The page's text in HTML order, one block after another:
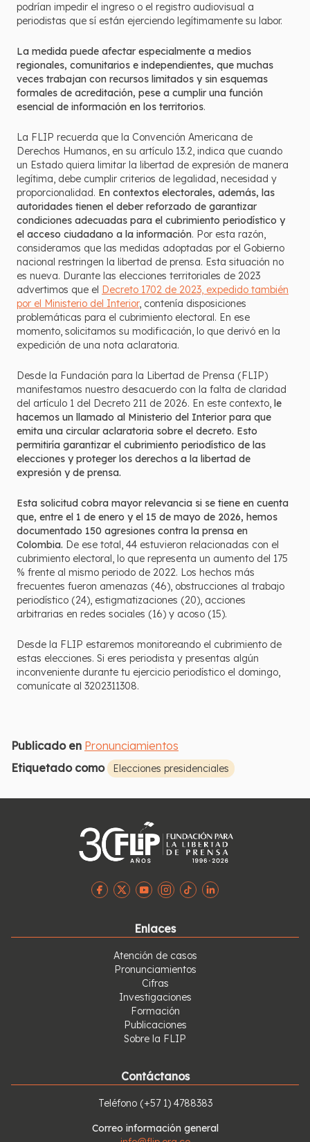
podrían impedir el ingreso o el registro audiovisual a
periodistas que sí están ejerciendo legítimamente su labor.
La medida puede afectar especialmente a medios
regionales, comunitarios e independientes, que muchas
veces trabajan con recursos limitados y sin esquemas
formales de acreditación, pese a cumplir una función
esencial de información en los territorios.
La FLIP recuerda que la Convención Americana de
Derechos Humanos, en su artículo 13.2, indica que cuando
un Estado quiera limitar la libertad de expresión de manera
legítima, debe cumplir criterios de legalidad, necesidad y
proporcionalidad. En contextos electorales, además, las
autoridades tienen el deber reforzado de garantizar
condiciones adecuadas para el cubrimiento periodístico y
el acceso ciudadano a la información. Por esta razón,
consideramos que las medidas adoptadas por el Gobierno
nacional restringen la libertad de prensa. Esta situación no
es nueva. Durante las elecciones territoriales de 2023
advertimos que el Decreto 1702 de 2023, expedido también
por el Ministerio del Interior, contenía disposiciones
problemáticas para el cubrimiento electoral. En ese
momento, solicitamos su modificación, lo que derivó en la
expedición de una nota aclaratoria.
Desde la Fundación para la Libertad de Prensa (FLIP)
manifestamos nuestro desacuerdo con la falta de claridad
del artículo 1 del Decreto 211 de 2026. En este contexto, le
hacemos un llamado al Ministerio del Interior para que
emita una circular aclaratoria sobre el decreto. Esto
permitiría garantizar el cubrimiento periodístico de las
elecciones y proteger los derechos a la libertad de
expresión y de prensa.
Esta solicitud cobra mayor relevancia si se tiene en cuenta
que, entre el 1 de enero y el 15 de mayo de 2026, hemos
documentado 150 agresiones contra la prensa en
Colombia. De ese total, 44 estuvieron relacionadas con el
cubrimiento electoral, lo que representa un aumento del 175
% frente al mismo periodo de 2022. Los hechos más
frecuentes fueron amenazas (46), obstrucciones al trabajo
periodístico (24), estigmatizaciones (20), acciones
arbitrarias en redes sociales (16) y acoso (15).
Desde la FLIP estaremos monitoreando el cubrimiento de
estas elecciones. Si eres periodista y presentas algún
inconveniente durante tu ejercicio periodístico el domingo,
comunícate al 3202311308.
Publicado en Pronunciamientos
Etiquetado como
Elecciones presidenciales
Enlaces
Atención de casos
Pronunciamientos
Cifras
Investigaciones
Formación
Publicaciones
Sobre la FLIP
Contáctanos
Teléfono (+57 1) 4788383
Correo información general